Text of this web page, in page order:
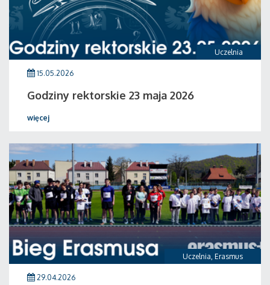
Uczelnia
15.05.2026
Godziny rektorskie 23 maja 2026
więcej
Uczelnia, Erasmus
29.04.2026